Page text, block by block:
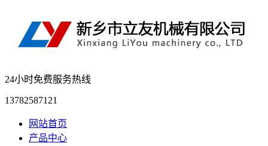
24小时免费服务热线
13782587121
网站首页
产品中心